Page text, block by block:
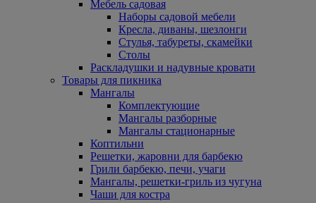
Мебель садовая
Наборы садовой мебели
Кресла, диваны, шезлонги
Стулья, табуреты, скамейки
Столы
Раскладушки и надувные кровати
Товары для пикника
Мангалы
Комплектующие
Мангалы разборные
Мангалы стационарные
Коптильни
Решетки, жаровни для барбекю
Грили барбекю, печи, учаги
Мангалы, решетки-гриль из чугуна
Чаши для костра